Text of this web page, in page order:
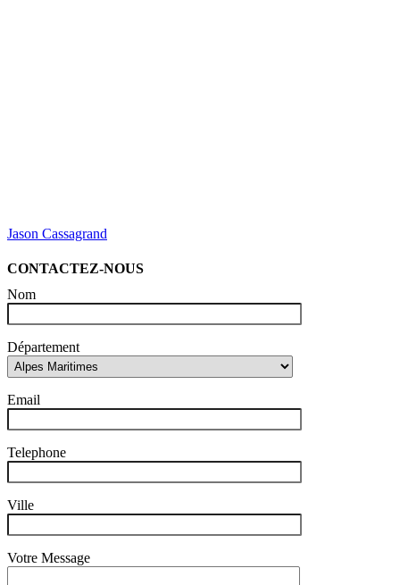
Jason Cassagrand
CONTACTEZ-NOUS
Nom
Département
Email
Telephone
Ville
Votre Message